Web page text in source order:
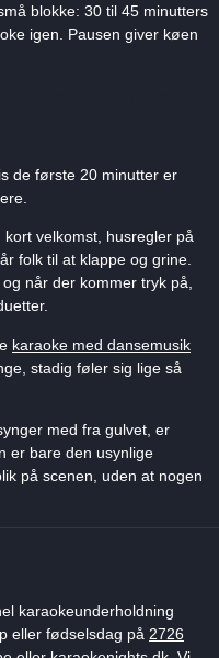
blokke: 30 til 45 minutters
igen. Pausen giver køen
de første 20 minutter er
velkomst, husregler på
folk til at klappe og grine.
når der kommer tryk på,
karaoke med dansemusik
stadig føler sig lige så
med fra gulvet, er
er bare den usynlige
på scenen, uden at nogen
karaokeunderholdning
eller fødselsdag på 2726